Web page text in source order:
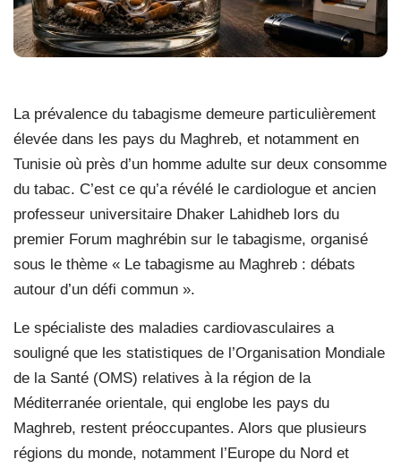
La prévalence du tabagisme demeure particulièrement
élevée dans les pays du Maghreb, et notamment en
Tunisie où près d’un homme adulte sur deux consomme
du tabac. C’est ce qu’a révélé le cardiologue et ancien
professeur universitaire Dhaker Lahidheb lors du
premier Forum maghrébin sur le tabagisme, organisé
sous le thème « Le tabagisme au Maghreb : débats
autour d’un défi commun ».
Le spécialiste des maladies cardiovasculaires a
souligné que les statistiques de l’Organisation Mondiale
de la Santé (OMS) relatives à la région de la
Méditerranée orientale, qui englobe les pays du
Maghreb, restent préoccupantes. Alors que plusieurs
régions du monde, notamment l’Europe du Nord et